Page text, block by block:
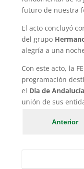
futuro de nuestra
El acto concluyó
del grupo
alegría a una
Con este acto, la
programación
el Día de Andalucía
unión de sus
Anterior